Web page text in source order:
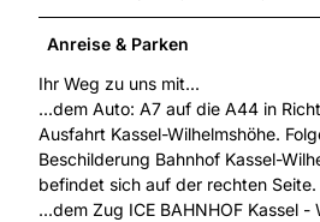
Anreise & Parken
Ihr Weg zu uns mit...
...dem Auto: A7 auf die A44 in
Ausfahrt Kassel-Wilhelmshöhe.
Beschilderung Bahnhof Kassel-
befindet sich auf der rechten Seite.
...dem Zug ICE BAHNHOF Kassel -